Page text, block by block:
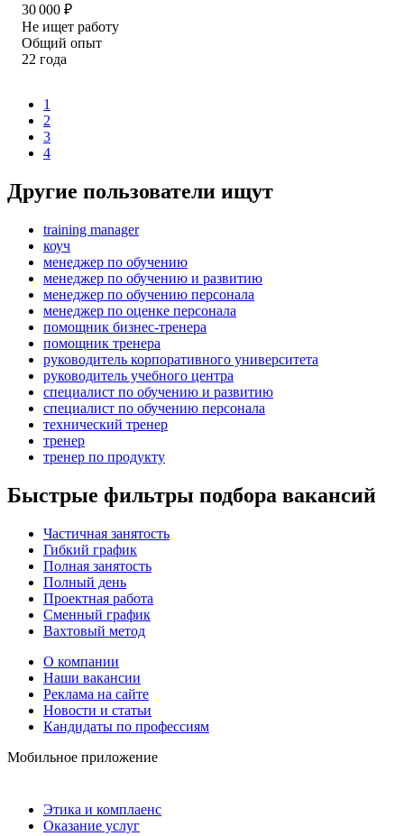
30 000 ₽
Не ищет работу
Общий опыт
22 года
1
2
3
4
Другие пользователи ищут
training manager
коуч
менеджер по обучению
менеджер по обучению и развитию
менеджер по обучению персонала
менеджер по оценке персонала
помощник бизнес-тренера
помощник тренера
руководитель корпоративного университета
руководитель учебного центра
специалист по обучению и развитию
специалист по обучению персонала
технический тренер
тренер
тренер по продукту
Быстрые фильтры подбора вакансий
Частичная занятость
Гибкий график
Полная занятость
Полный день
Проектная работа
Сменный график
Вахтовый метод
О компании
Наши вакансии
Реклама на сайте
Новости и статьи
Кандидаты по профессиям
Мобильное приложение
Этика и комплаенс
Оказание услуг